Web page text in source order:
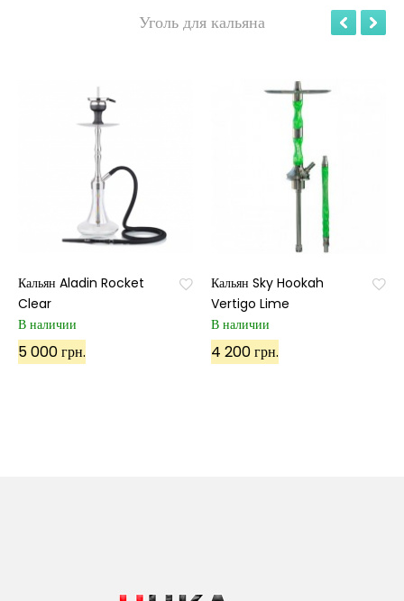
Уголь для кальяна
Кальян Aladin Rocket
Clear
В наличии
5 000 грн.
Кальян Sky Hookah
Vertigo Lime
В наличии
4 200 грн.